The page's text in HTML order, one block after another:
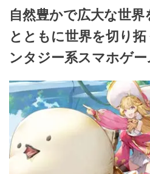
自然豊かで広大な世
とともに世界を切り
ンタジー系スマホゲー